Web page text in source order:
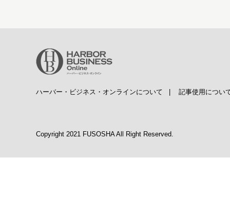
ハーバー・ビジネス・オンラインについて 記事使用につい
Copyright 2021 FUSOSHA All Right Reserved.